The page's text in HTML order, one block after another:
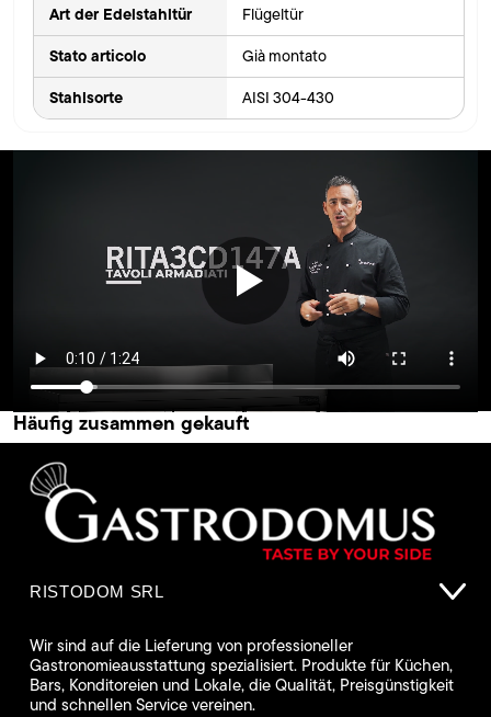
Art der Edelstahltür Flügeltür
Stato articolo Già montato
Stahlsorte AISI 304-430
Häufig zusammen gekauft
RISTODOM SRL
Wir sind auf die Lieferung von professioneller
Gastronomieausstattung spezialisiert. Produkte für Küchen,
Bars, Konditoreien und Lokale, die Qualität, Preisgünstigkeit
und schnellen Service vereinen.